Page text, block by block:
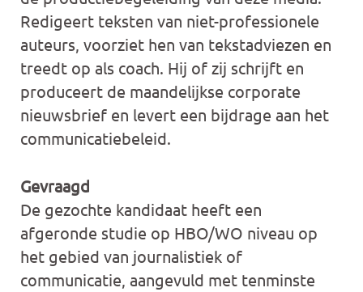
Redigeert teksten van niet-professionele
auteurs, voorziet hen van tekstadviezen en
treedt op als coach. Hij of zij schrijft en
produceert de maandelijkse corporate
nieuwsbrief en levert een bijdrage aan het
communicatiebeleid.
Gevraagd
De gezochte kandidaat heeft een
afgeronde studie op HBO/WO niveau op
het gebied van journalistiek of
communicatie, aangevuld met tenminste